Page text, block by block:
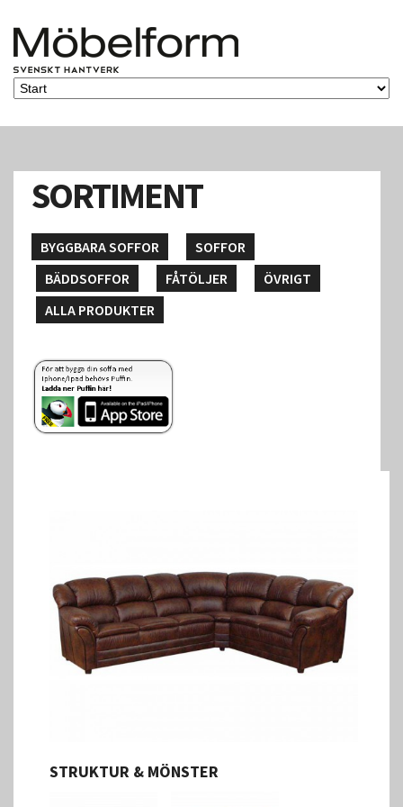
SORTIMENT
BYGGBARA SOFFOR
SOFFOR
BÄDDSOFFOR
FÅTÖLJER
ÖVRIGT
ALLA PRODUKTER
STRUKTUR & MÖNSTER